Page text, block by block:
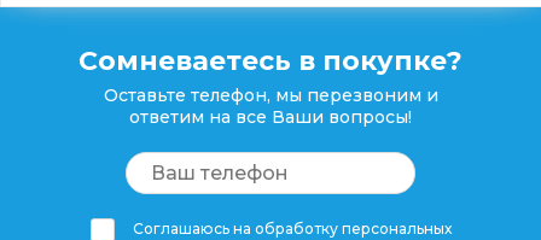
Сомневаетесь в покупке?
Оставьте телефон, мы перезвоним и
ответим на все Ваши вопросы!
Соглашаюсь на обработку персональных